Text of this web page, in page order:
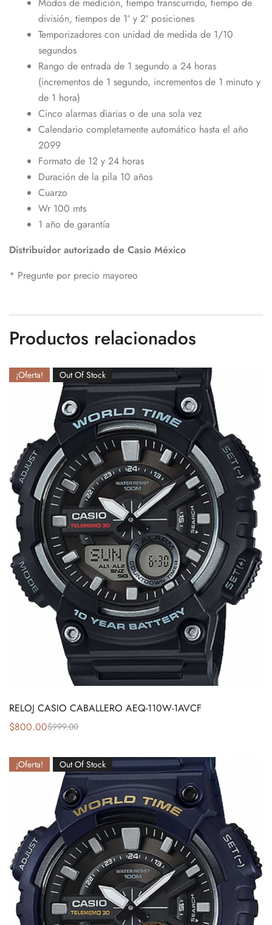
Modos de medición, tiempo transcurrido, tiempo de
división, tiempos de 1ª y 2ª posiciones
Temporizadores con unidad de medida de 1/10
segundos
Rango de entrada de 1 segundo a 24 horas
(incrementos de 1 segundo, incrementos de 1 minuto y
de 1 hora)
Cinco alarmas diarias o de una sola vez
Calendario completamente automático hasta el año
2099
Formato de 12 y 24 horas
Duración de la pila 10 años
Cuarzo
Wr 100 mts
1 año de garantía
Distribuidor autorizado de Casio México
* Pregunte por precio mayoreo
Productos relacionados
¡Oferta! Out Of Stock
RELOJ CASIO CABALLERO AEQ-110W-1AVCF
$999.00
$800.00
¡Oferta! Out Of Stock